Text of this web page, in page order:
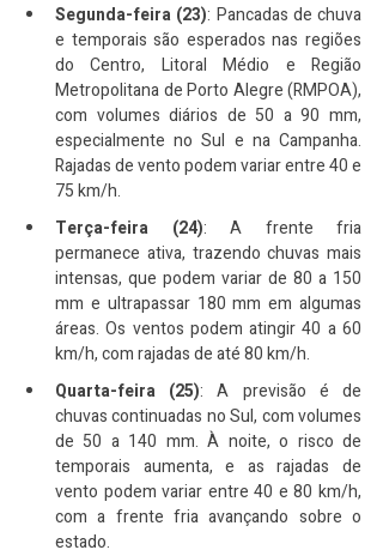
Segunda-feira (23): Pancadas de chuva
e temporais são esperados nas regiões
do Centro, Litoral Médio e Região
Metropolitana de Porto Alegre (RMPOA),
com volumes diários de 50 a 90 mm,
especialmente no Sul e na Campanha.
Rajadas de vento podem variar entre 40 e
75 km/h.
Terça-feira (24): A frente fria
permanece ativa, trazendo chuvas mais
intensas, que podem variar de 80 a 150
mm e ultrapassar 180 mm em algumas
áreas. Os ventos podem atingir 40 a 60
km/h, com rajadas de até 80 km/h.
Quarta-feira (25): A previsão é de
chuvas continuadas no Sul, com volumes
de 50 a 140 mm. À noite, o risco de
temporais aumenta, e as rajadas de
vento podem variar entre 40 e 80 km/h,
com a frente fria avançando sobre o
estado.